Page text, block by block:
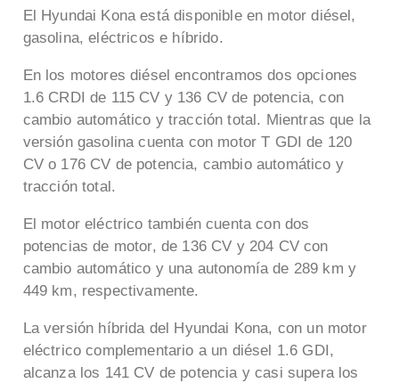
El Hyundai Kona está disponible en motor diésel,
gasolina, eléctricos e híbrido.
En los motores diésel encontramos dos opciones
1.6 CRDI de 115 CV y 136 CV de potencia, con
cambio automático y tracción total. Mientras que la
versión gasolina cuenta con motor T GDI de 120
CV o 176 CV de potencia, cambio automático y
tracción total.
El motor eléctrico también cuenta con dos
potencias de motor, de 136 CV y 204 CV con
cambio automático y una autonomía de 289 km y
449 km, respectivamente.
La versión híbrida del Hyundai Kona, con un motor
eléctrico complementario a un diésel 1.6 GDI,
alcanza los 141 CV de potencia y casi supera los